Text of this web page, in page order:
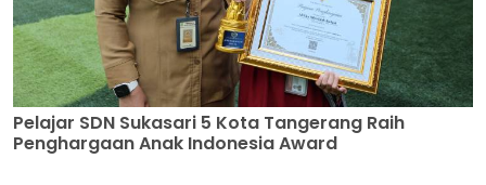
Pelajar SDN Sukasari 5 Kota Tangerang Raih
Penghargaan Anak Indonesia Award